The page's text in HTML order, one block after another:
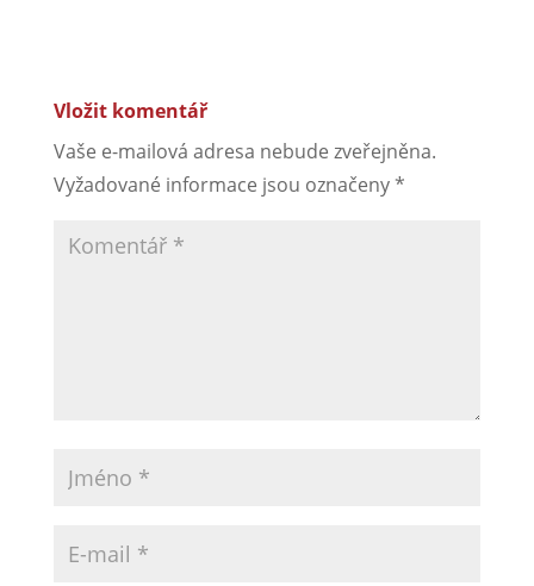
Vložit komentář
Vaše e-mailová adresa nebude zveřejněna.
Vyžadované informace jsou označeny*